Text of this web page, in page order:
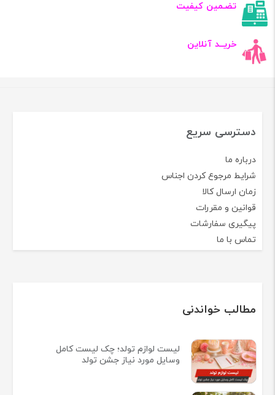
تضـمین کیفیت
خریــد آنلاین
دسترسی سریع
درباره ما
شرایط مرجوع کردن اجناس
زمان ارسال کالا
قوانین و مقررات
پیگیری سفارشات
تماس با ما
مطالب خواندنی
لیست لوازم تولد؛ چک لیست کامل
وسایل مورد نیاز جشن تولد